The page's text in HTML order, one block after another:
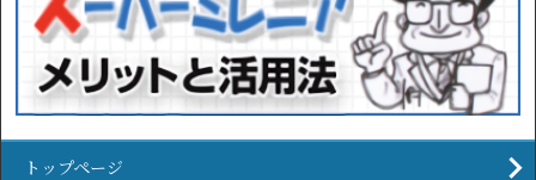
トップページ